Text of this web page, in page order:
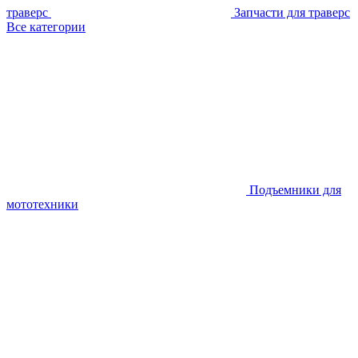
траверс
Запчасти для траверс
Все категории
Подъемники для
мототехники